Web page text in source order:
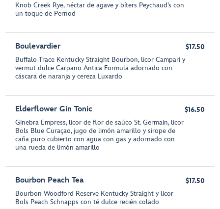
Knob Creek Rye, néctar de agave y bíters Peychaud’s con
un toque de Pernod
Boulevardier
Buffalo Trace Kentucky Straight Bourbon, licor Campari y
vermut dulce Carpano Antica Formula adornado con
cáscara de naranja y cereza Luxardo
$17.50
Elderflower Gin Tonic
Ginebra Empress, licor de flor de saúco St. Germain, licor
Bols Blue Curaçao, jugo de limón amarillo y sirope de
caña puro cubierto con agua con gas y adornado con
una rueda de limón amarillo
$16.50
Bourbon Peach Tea
Bourbon Woodford Reserve Kentucky Straight y licor
Bols Peach Schnapps con té dulce recién colado
$17.50